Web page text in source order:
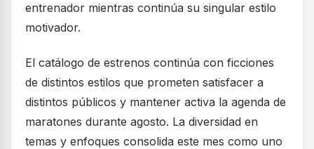
entrenador mientras continúa su singular estilo
motivador.
El catálogo de estrenos continúa con ficciones
de distintos estilos que prometen satisfacer a
distintos públicos y mantener activa la agenda de
maratones durante agosto. La diversidad en
temas y enfoques consolida este mes como uno